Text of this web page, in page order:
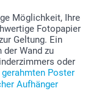
Möglichkeit, Ihre
Fotopapier
Geltung. Ein
Wand zu
oder
gerahmten Poster
Aufhänger